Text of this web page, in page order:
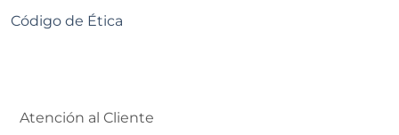
Código de Ética
Atención al Cliente